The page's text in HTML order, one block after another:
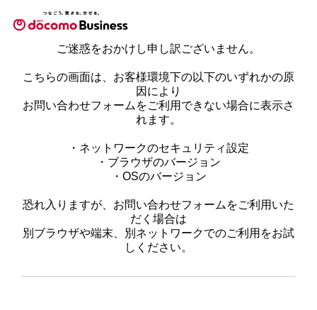
ご迷惑をおかけし申し訳ございません。
こちらの画面は、お客様環境下の以下のいずれかの原
因により
お問い合わせフォームをご利用できない場合に表示さ
れます。
・ネットワークのセキュリティ設定
・ブラウザのバージョン
・OSのバージョン
恐れ入りますが、お問い合わせフォームをご利用いた
だく場合は
別ブラウザや端末、別ネットワークでのご利用をお試
しください。